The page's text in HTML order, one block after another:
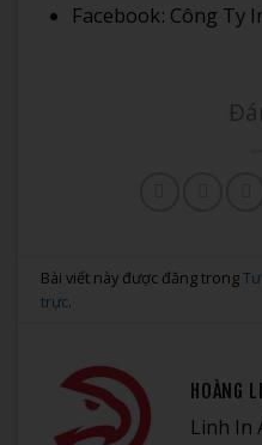
Facebook: Công Ty
Bài viết này được đăng trong
trực.
HOÀNG
Linh In